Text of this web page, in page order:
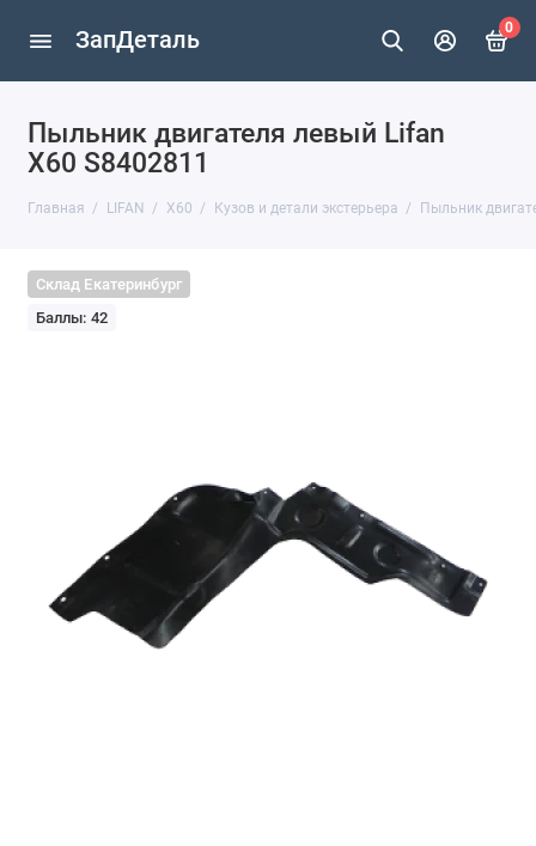
ЗапДеталь 0
Пыльник двигателя левый Lifan
X60 S8402811
Главная LIFAN X60 Кузов и детали экстерьера Пыльник
Склад Екатеринбург
Баллы: 42